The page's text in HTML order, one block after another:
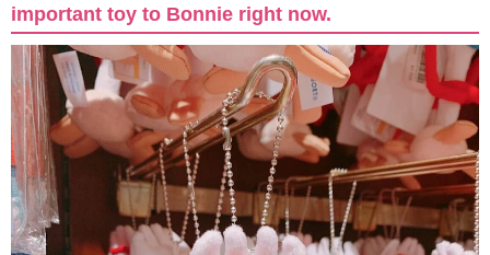
important toy to Bonnie right now.